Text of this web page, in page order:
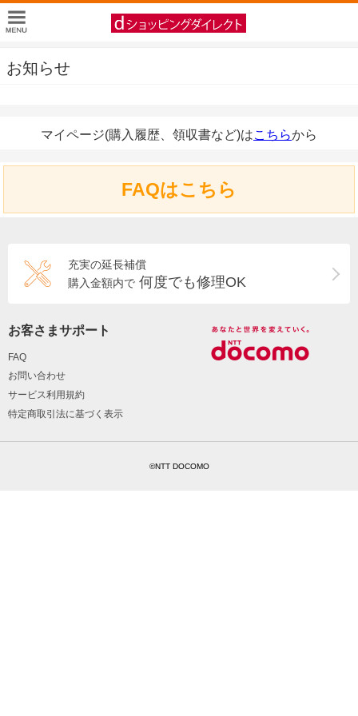
お知らせ
マイページ(購入履歴、領収書など)はこちらから
FAQはこちら
充実の延長補償
購入金額内で 何度でも修理OK
お客さまサポート
FAQ
お問い合わせ
サービス利用規約
特定商取引法に基づく表示
©NTT DOCOMO